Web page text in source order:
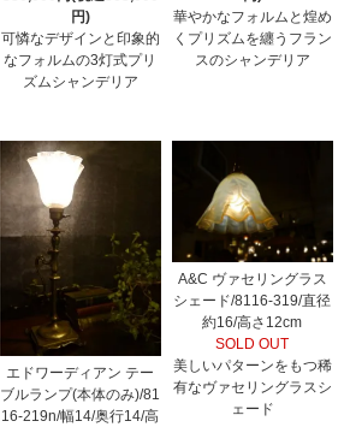
円)
可憐なデザインと印象的
なフォルムの3灯式プリ
ズムシャンデリア
華やかなフォルムと煌め
くプリズムを纏うフラン
スのシャンデリア
エドワーディアン テー
ブルランプ(本体のみ)/81
16-219n/幅14/奥行14/高
A&C ヴァセリングラス
シェード/8116-319/直径
約16/高さ12cm
SOLD OUT
美しいパターンをもつ稀
有なヴァセリングラスシ
ェード